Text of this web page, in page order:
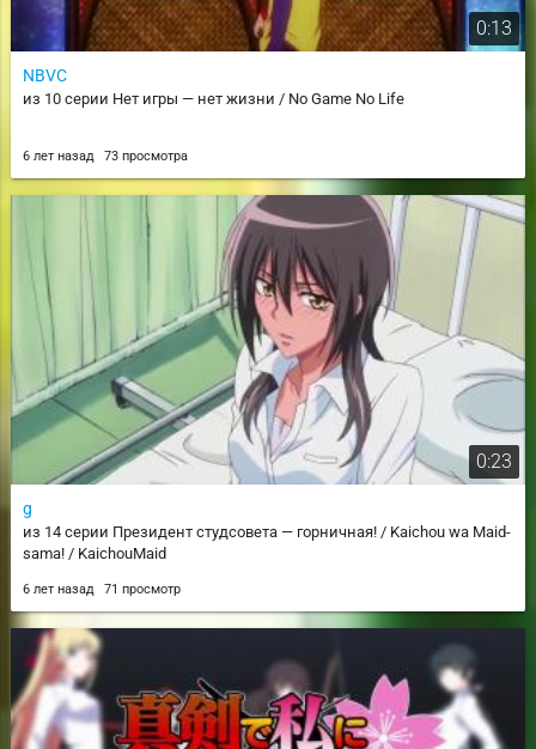
0:13
NBVC
из 10 серии Нет игры — нет жизни / No Game No Life
6 лет назад 73 просмотра
0:23
g
из 14 серии Президент студсовета — горничная! / Kaichou wa Maid-
sama! / KaichouMaid
6 лет назад 71 просмотр